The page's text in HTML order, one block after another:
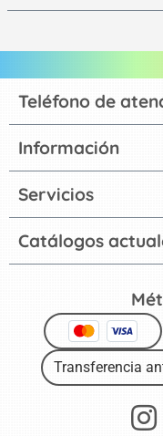
Catálogos
Teléfono de
Información
Servicios
Transferencia